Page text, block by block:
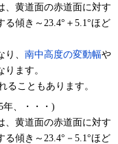
、黄道面の赤道面に対す
傾き～23.4°＋5.1°ほど
、 南中高度の変動幅や
ります。
ることもあります。
年、・・・)
、黄道面の赤道面に対す
傾き～23.4°－5.1°ほど